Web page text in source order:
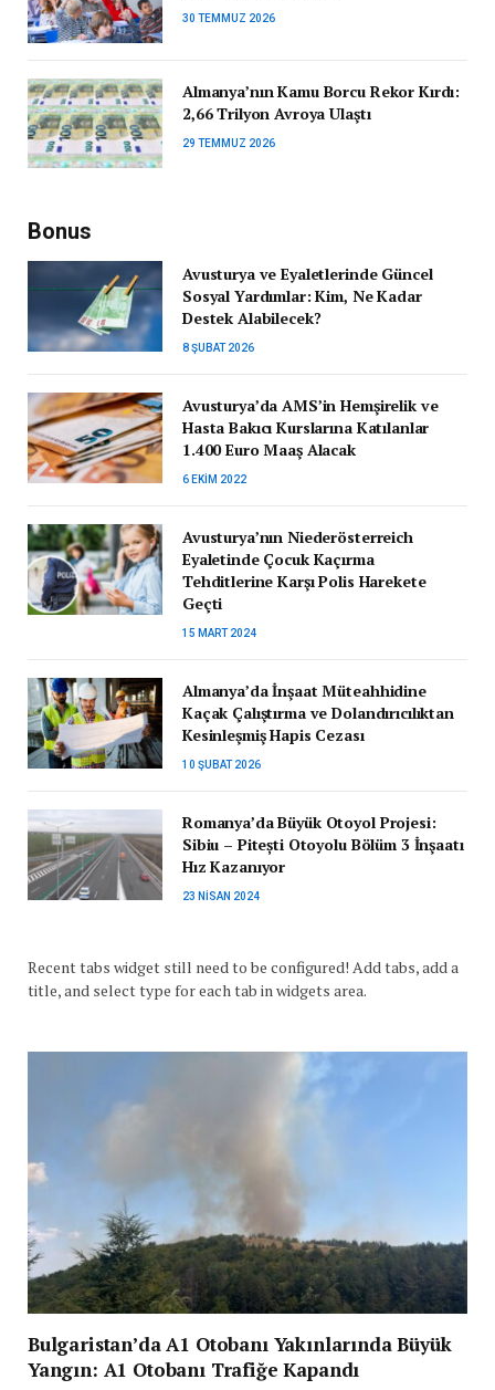
30 TEMMUZ 2026
Almanya’nın Kamu Borcu Rekor Kırdı:
2,66 Trilyon Avroya Ulaştı
29 TEMMUZ 2026
Bonus
Avusturya ve Eyaletlerinde Güncel
Sosyal Yardımlar: Kim, Ne Kadar
Destek Alabilecek?
8 ŞUBAT 2026
Avusturya’da AMS’in Hemşirelik ve
Hasta Bakıcı Kurslarına Katılanlar
1.400 Euro Maaş Alacak
6 EKIM 2022
Avusturya’nın Niederösterreich
Eyaletinde Çocuk Kaçırma
Tehditlerine Karşı Polis Harekete
Geçti
15 MART 2024
Almanya’da İnşaat Müteahhidine
Kaçak Çalıştırma ve Dolandırıcılıktan
Kesinleşmiş Hapis Cezası
10 ŞUBAT 2026
Romanya’da Büyük Otoyol Projesi:
Sibiu – Pitești Otoyolu Bölüm 3 İnşaatı
Hız Kazanıyor
23 NISAN 2024
Recent tabs widget still need to be configured! Add tabs, add a
title, and select type for each tab in widgets area.
Bulgaristan’da A1 Otobanı Yakınlarında Büyük
Yangın: A1 Otobanı Trafiğe Kapandı